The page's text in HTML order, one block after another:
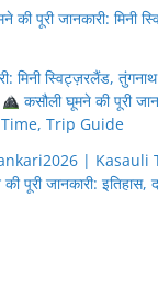
की पूरी जानकारी:
मिनी स्विट्ज़रलैंड,
कसौली घूमने की पूरी
Trip Guide
| Kasauli
पूरी जानकारी: इतिहास,